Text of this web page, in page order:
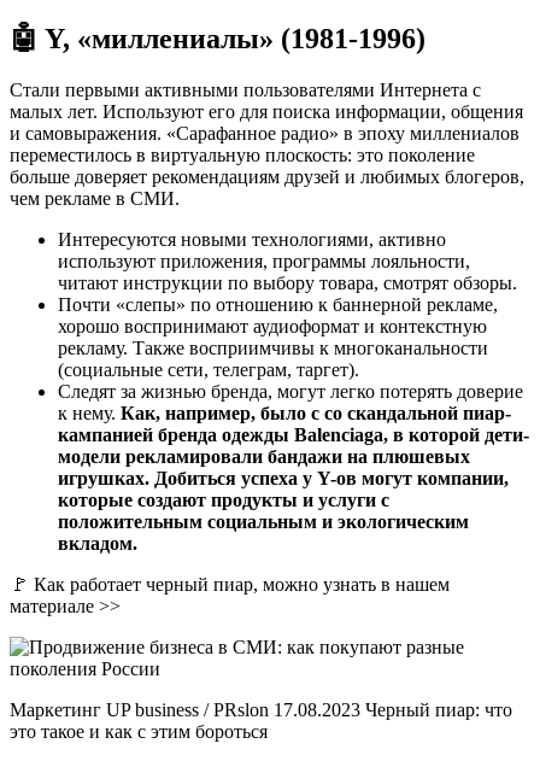
🤖 Y, «миллениалы» (1981-1996)
Стали первыми активными пользователями Интернета с
малых лет. Используют его для поиска информации, общения
и самовыражения. «Сарафанное радио» в эпоху миллениалов
переместилось в виртуальную плоскость: это поколение
больше доверяет рекомендациям друзей и любимых блогеров,
чем рекламе в СМИ.
Интересуются новыми технологиями, активно
используют приложения, программы лояльности,
читают инструкции по выбору товара, смотрят обзоры.
Почти «слепы» по отношению к баннерной рекламе,
хорошо воспринимают аудиоформат и контекстную
рекламу. Также восприимчивы к многоканальности
(социальные сети, телеграм, таргет).
Следят за жизнью бренда, могут легко потерять доверие
к нему. Как, например, было с со скандальной пиар-
кампанией бренда одежды Balenciaga, в которой дети-
модели рекламировали бандажи на плюшевых
игрушках. Добиться успеха у Y-ов могут компании,
которые создают продукты и услуги с
положительным социальным и экологическим
вкладом.
🚩 Как работает черный пиар, можно узнать в нашем
материале >>
Маркетинг UP business / PRslon 17.08.2023 Черный пиар: что
это такое и как с этим бороться